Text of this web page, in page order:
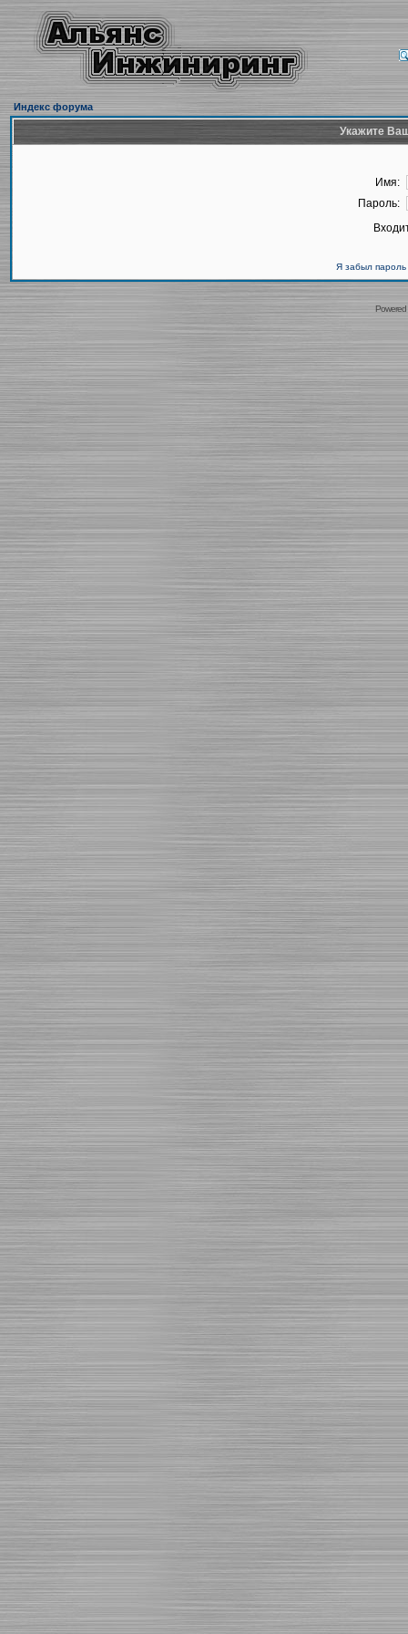
Индекс форума
Укажите
Имя:
Пароль:
Я забыл пароль